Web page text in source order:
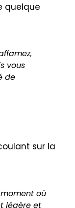
quelque
vous
de
sur la
où
légère et